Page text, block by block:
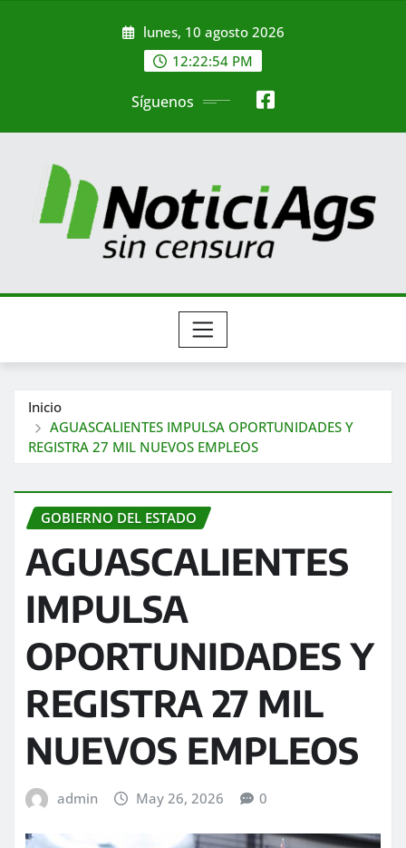
lunes, 10 agosto 2026
12:22:55 PM
Síguenos
Inicio
AGUASCALIENTES IMPULSA OPORTUNIDADES Y
REGISTRA 27 MIL NUEVOS EMPLEOS
GOBIERNO DEL ESTADO
AGUASCALIENTES
IMPULSA
OPORTUNIDADES Y
REGISTRA 27 MIL
NUEVOS EMPLEOS
admin May 26, 2026 0